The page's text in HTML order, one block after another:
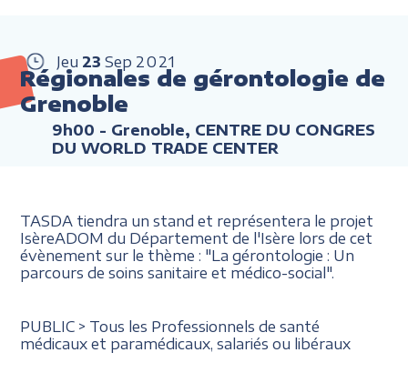
Jeu 23 Sep 2021
Régionales de gérontologie de
Grenoble
9h00 - Grenoble, CENTRE DU CONGRES
DU WORLD TRADE CENTER
TASDA tiendra un stand et représentera le projet
IsèreADOM du Département de l'Isère lors de cet
évènement sur le thème : "La gérontologie : Un
parcours de soins sanitaire et médico-social".
PUBLIC > Tous les Professionnels de santé
médicaux et paramédicaux, salariés ou libéraux